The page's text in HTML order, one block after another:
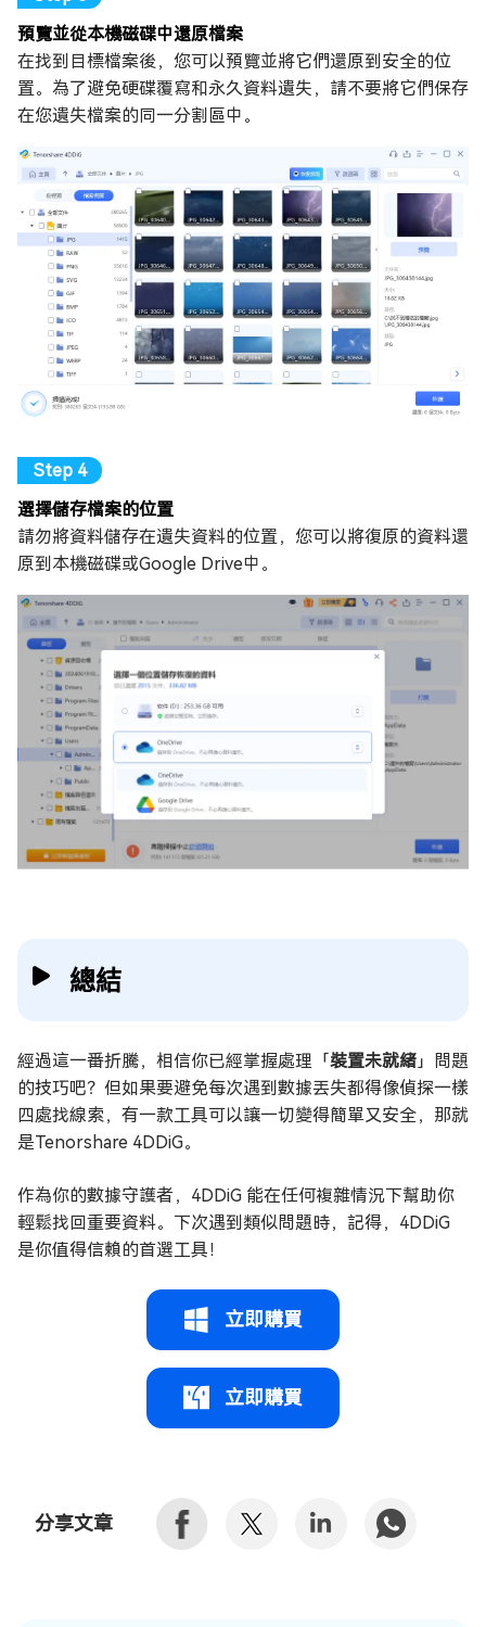
預覽並從本機磁碟中還原檔案
在找到目標檔案後，您可以預覽並將它們還原到安全的位
置。為了避免硬碟覆寫和永久資料遺失，請不要將它們保存
在您遺失檔案的同一分割區中。
選擇儲存檔案的位置
請勿將資料儲存在遺失資料的位置，您可以將復原的資料還
原到本機磁碟或Google Drive中。
總結
經過這一番折騰，相信你已經掌握處理「裝置未就緒」問題
的技巧吧？但如果要避免每次遇到數據丟失都得像偵探一樣
四處找線索，有一款工具可以讓一切變得簡單又安全，那就
是Tenorshare 4DDiG。
作為你的數據守護者，4DDiG 能在任何複雜情況下幫助你
輕鬆找回重要資料。下次遇到類似問題時，記得，4DDiG
是你值得信賴的首選工具！
立即購買
立即購買
分享文章